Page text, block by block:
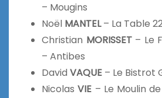
– Mougins
Noël MANTEL– La Table
Christian MORISSET– Le
– Antibes
David VAQUE – Le Bistrot
NicolasVIE – Le Moulin